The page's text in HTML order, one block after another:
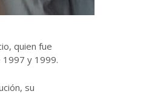
quien fue
y 1999.
su